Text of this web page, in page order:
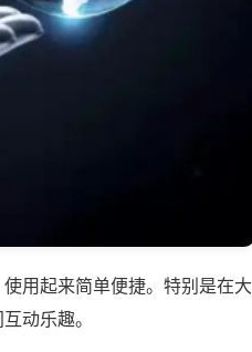
用起来简单便捷。特别是在大
动乐趣。